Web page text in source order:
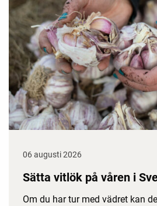
06 augusti 2026
Sätta vitlök på våren i
Om du har tur med vädret kan